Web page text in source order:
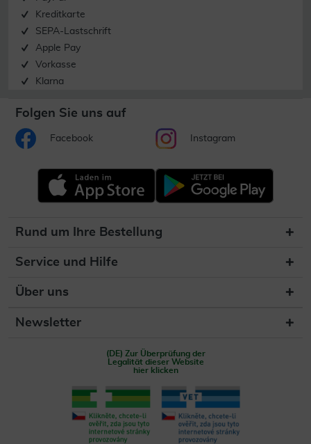
Kreditkarte
SEPA-Lastschrift
Apple Pay
Vorkasse
Klarna
Folgen Sie uns auf
Facebook Instagram
Rund um Ihre Bestellung
Service und Hilfe
Über uns
Newsletter
(DE) Zur Überprüfung der
Legalität dieser Website
hier klicken